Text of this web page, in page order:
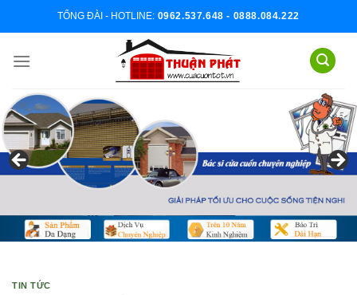
TỔNG ĐÀI - HOTLINE: 0962.537.648 - 0888.084.222
TIN TỨC